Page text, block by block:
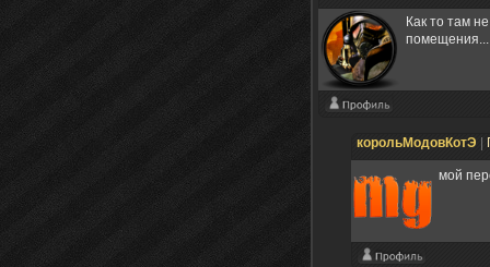
Как то там
корольМодовКотЭ
мой